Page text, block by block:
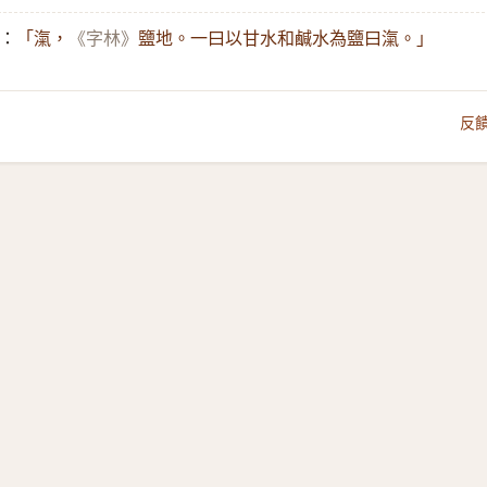
： 「滊， 《字林》 鹽地。一曰以甘水和鹹水為鹽曰滊。」
反